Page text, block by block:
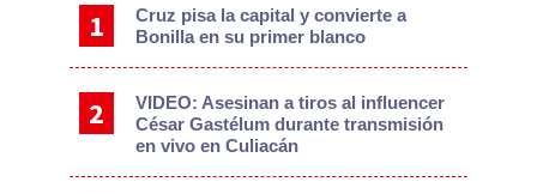
Cruz pisa la capital y convierte a
Bonilla en su primer blanco
VIDEO: Asesinan a tiros al influencer
César Gastélum durante transmisión
en vivo en Culiacán